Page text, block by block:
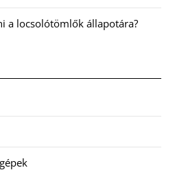
a locsolótömlők állapotára?